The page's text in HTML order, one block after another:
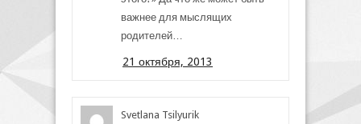
важнее для мыслящих
родителей…
21 октября, 2013
Svetlana Tsilyurik